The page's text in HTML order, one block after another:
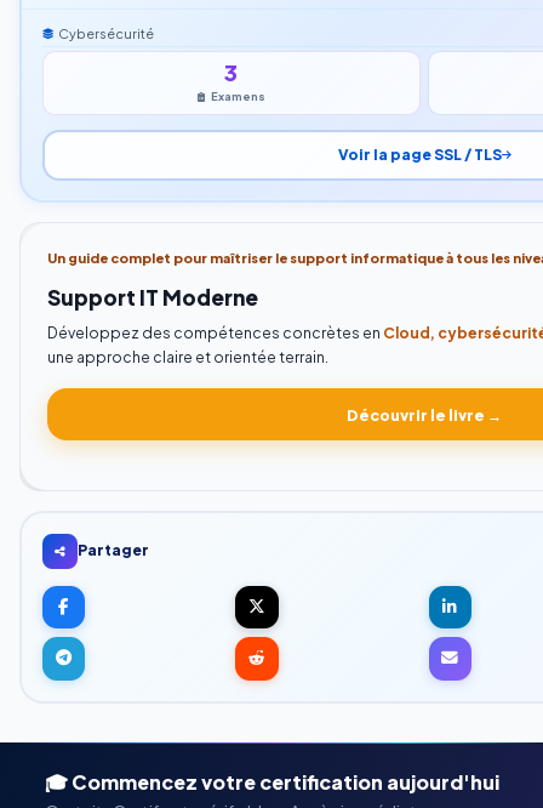
Cybersécurité
3
Examens
Voir la page SSL / TLS
Un guide complet pour maîtriser le support informatique à tous les
Support IT Moderne
Développez des compétences concrètes en Cloud,
une approche claire et orientée terrain.
Découvrir le livre →
Partager
🎓 Commencez votre certification aujourd'hui